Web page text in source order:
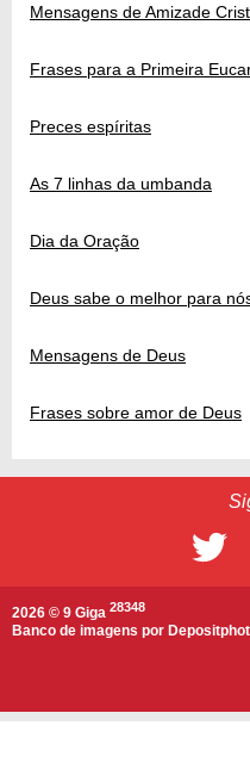
Mensagens de Amizade
Frases para a Primeira
Preces espíritas
As 7 linhas da umbanda
Dia da Oração
Deus sabe o melhor para
Mensagens de Deus
Frases sobre amor de Deus
2026 © 9 Giga 28348
Banco de imagens por